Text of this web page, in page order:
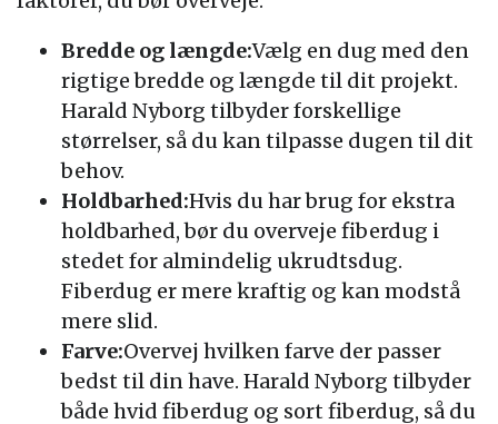
Bredde og længde:Vælg en dug med den
rigtige bredde og længde til dit projekt.
Harald Nyborg tilbyder forskellige
størrelser, så du kan tilpasse dugen til dit
behov.
Holdbarhed:Hvis du har brug for ekstra
holdbarhed, bør du overveje fiberdug i
stedet for almindelig ukrudtsdug.
Fiberdug er mere kraftig og kan modstå
mere slid.
Farve:Overvej hvilken farve der passer
bedst til din have. Harald Nyborg tilbyder
både hvid fiberdug og sort fiberdug, så du